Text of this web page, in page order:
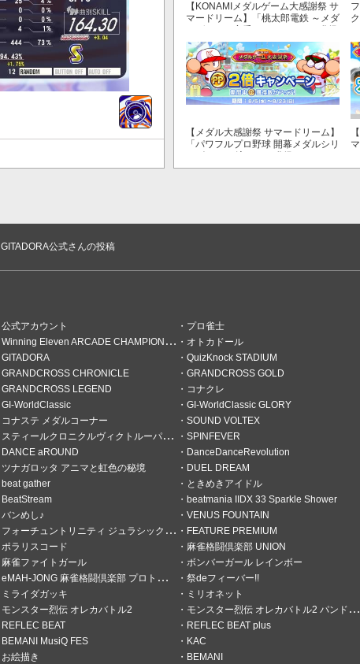
【KONAMIメダルゲーム大感謝祭 サ
マードリーム】「桃太郎電鉄 ～メダ
数が3倍！
【メダル大感謝祭 サマードリーム】
「パワフルプロ野球 開幕メダルシリ
が2倍！
GITADORA公式さんの投稿
公式アカウント プロ雀士
Winning Eleven ARCADE CHAMPIONSHIP オトカドール
GITADORA QuizKnock STADIUM
GRANDCROSS CHRONICLE GRANDCROSS GOLD
GRANDCROSS LEGEND コナクレ
GI-WorldClassic GI-WorldClassic GLORY
コナステ メダルコーナー SOUND VOLTEX
スティールクロニクルヴィクトルーパーズ SPINFEVER
DANCE aROUND DanceDanceRevolution
ツナガロッタ アニマと虹色の秘境 DUEL DREAM
beat gather ときめきアイドル
BeatStream beatmania IIDX 33 Sparkle Shower
バンめし♪ VENUS FOUNTAIN
フォーチュントリニティ ジュラシックトレジャー FEATURE PREMIUM
ポラリスコード 麻雀格闘倶楽部 UNION
麻雀ファイトガール ボンバーガール レインボー
eMAH-JONG 麻雀格闘倶楽部 プロトーナメント 祭deフィーバー!!
ミライダガッキ ミリオネット
モンスター烈伝 オレカバトル2 モンスター烈伝 オレカバトル2 パンドラのメダル
REFLEC BEAT REFLEC BEAT plus
BEMANI MusiQ FES KAC
お絵描き BEMANI